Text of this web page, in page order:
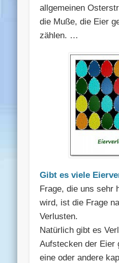
allgemeinen
die Muße, die Eier
zählen. …
Gibt es viele
Frage, die uns sehr
wird, ist die Frage
Verlusten.
Natürlich gibt es
Aufstecken der Eier
eine oder andere